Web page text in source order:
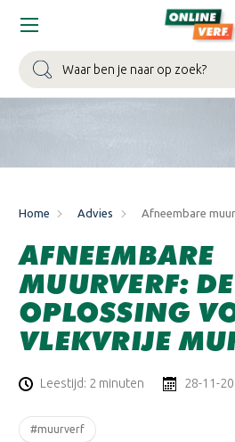
Zoeken
WIN EEN BALLONVAART:Bij
muurverf en/of
Bekijk actie >
Home Advies Afneembare
AFNEEMBARE
MUURVERF: DE
OPLOSSING
VLEKVRIJE
Leestijd: 2 minuten 28-11-
#muurverf